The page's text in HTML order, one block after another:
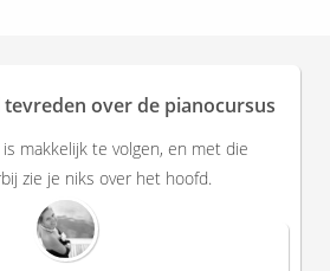
tevreden over de pianocursus
makkelijk te volgen, en met die
zie je niks over het hoofd.